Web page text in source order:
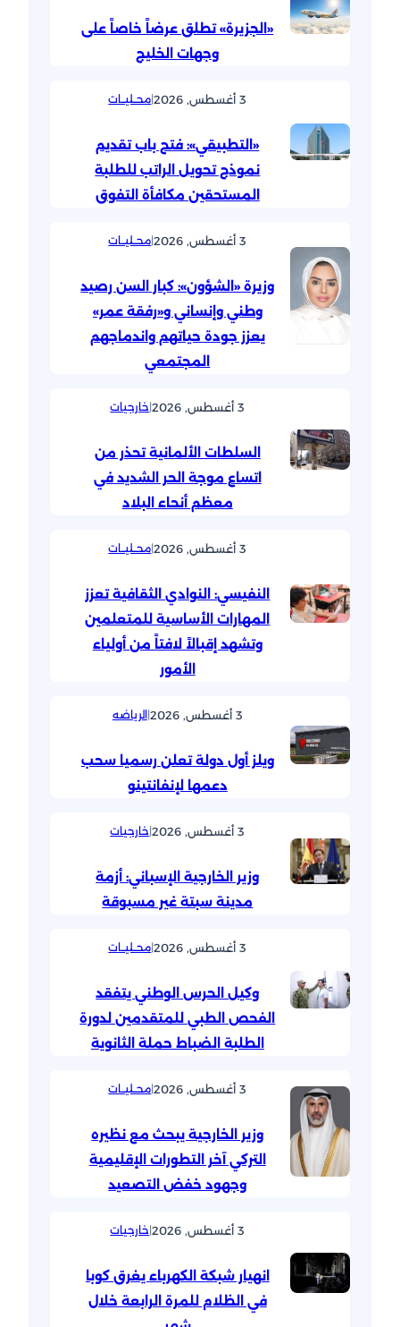
«الجزيرة» تطلق عرضاً خاصاً على
وجهات الخليج
3 أغسطس, 2026 |محــليــات
«التطبيقي»: فتح باب تقديم
نموذج تحويل الراتب للطلبة
المستحقين مكافأة التفوق
3 أغسطس, 2026 |محــليــات
وزيرة «الشؤون»: كبار السن رصيد
وطني وإنساني و«رفقة عمر»
يعزز جودة حياتهم واندماجهم
المجتمعي
3 أغسطس, 2026 |خارجيات
السلطات الألمانية تحذر من
اتساع موجة الحر الشديد في
معظم أنحاء البلاد
3 أغسطس, 2026 |محــليــات
النفيسي: النوادي الثقافية تعزز
المهارات الأساسية للمتعلمين
وتشهد إقبالاً لافتاً من أولياء
الأمور
3 أغسطس, 2026 |الرياضه
ويلز أول دولة تعلن رسميا سحب
دعمها لإنفانتينو
3 أغسطس, 2026 |خارجيات
وزير الخارجية الإسباني: أزمة
مدينة سبتة غير مسبوقة
3 أغسطس, 2026 |محــليــات
وكيل الحرس الوطني يتفقد
الفحص الطبي للمتقدمين لدورة
الطلبة الضباط حملة الثانوية
3 أغسطس, 2026 |محــليــات
وزير الخارجية يبحث مع نظيره
التركي آخر التطورات الإقليمية
وجهود خفض التصعيد
3 أغسطس, 2026 |خارجيات
انهيار شبكة الكهرباء يغرق كوبا
في الظلام للمرة الرابعة خلال